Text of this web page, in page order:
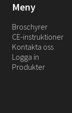
Meny
Broschyrer
CE-instruktioner
Kontakta oss
Logga in
Produkter